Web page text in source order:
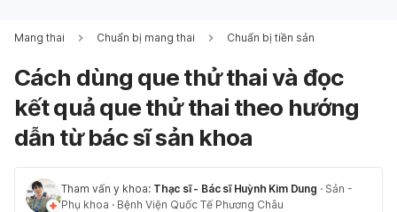
Mang thai Chuẩn bị mang thai Chuẩn bị tiền sản
Cách dùng que thử thai và đọc
kết quả que thử thai theo hướng
dẫn từ bác sĩ sản khoa
Tham vấn y khoa: Thạc sĩ - Bác sĩ Huỳnh Kim Dung · Sản -
Phụ khoa · Bệnh Viện Quốc Tế Phương Châu